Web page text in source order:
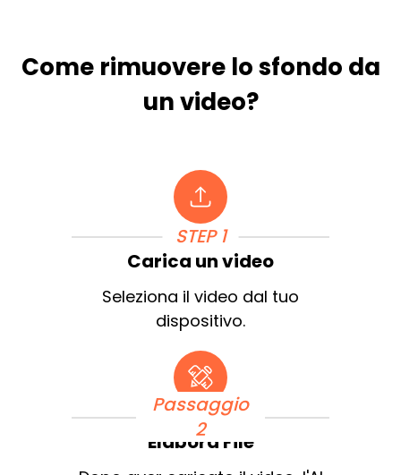
Come rimuovere lo sfondo da
un video?
STEP 1
Carica un video
Seleziona il video dal tuo
dispositivo.
Passaggio
2
Elabora File